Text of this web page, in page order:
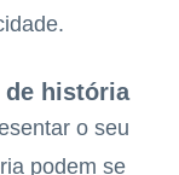
de história
o seu
podem se